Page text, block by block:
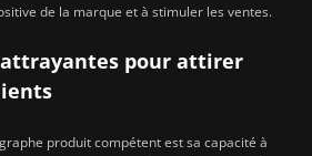
de la marque et à stimuler les ventes.
attrayantes pour attirer
produit compétent est sa capacité à